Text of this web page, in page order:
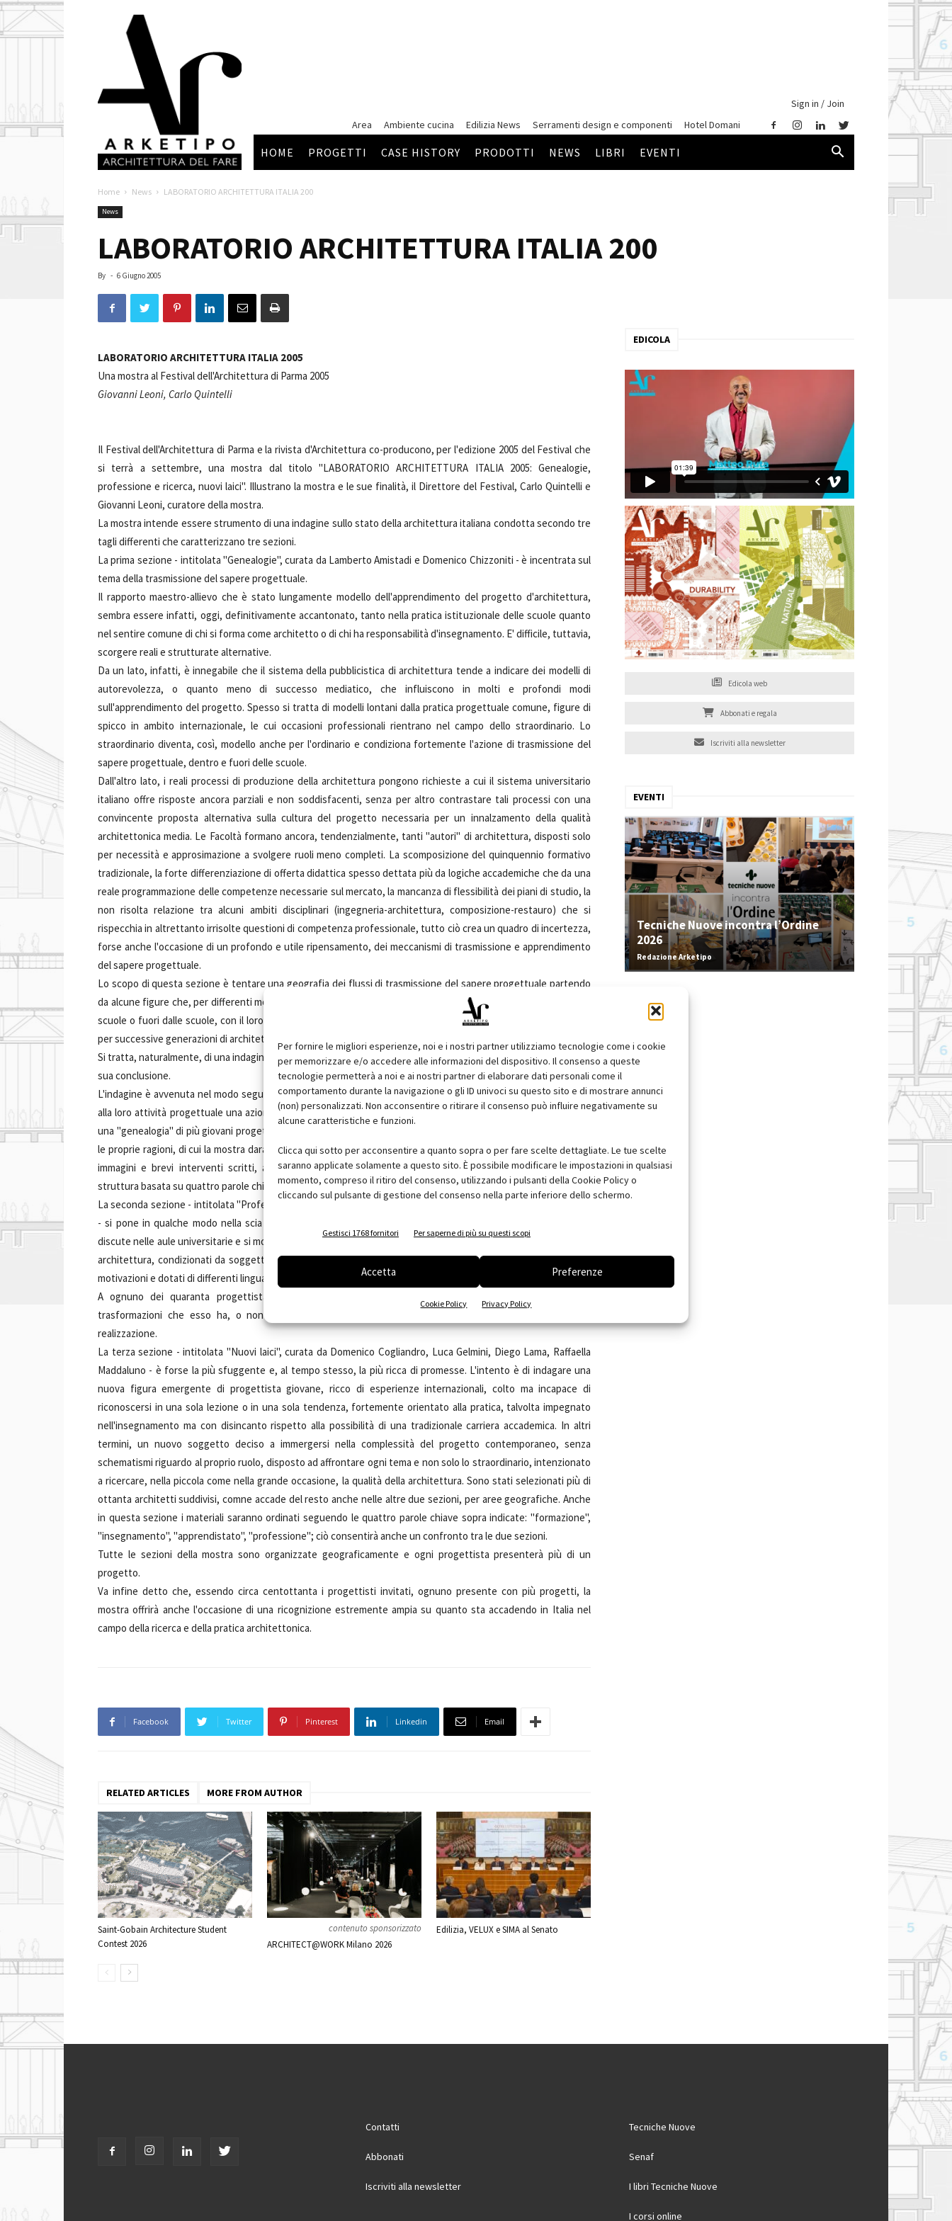
Per fornire le migliori esperienze, noi e i nostri partner utilizziamo tecnologie come i cookie
per memorizzare e/o accedere alle informazioni del dispositivo. Il consenso a queste
tecnologie permetterà a noi e ai nostri partner di elaborare dati personali come il
comportamento durante la navigazione o gli ID univoci su questo sito e di mostrare annunci
(non) personalizzati. Non acconsentire o ritirare il consenso può influire negativamente su
alcune caratteristiche e funzioni.
Clicca qui sotto per acconsentire a quanto sopra o per fare scelte dettagliate. Le tue scelte
saranno applicate solamente a questo sito. È possibile modificare le impostazioni in qualsiasi
momento, compreso il ritiro del consenso, utilizzando i pulsanti della Cookie Policy o
cliccando sul pulsante di gestione del consenso nella parte inferiore dello schermo.
Gestisci 1768 fornitori Per saperne di più su questi scopi
Accetta Preferenze
Cookie Policy Privacy Policy
Arketipo
Sign in / Join
Area
Ambiente cucina Edilizia News Serramenti design e componenti Hotel Domani
HOME PROGETTI CASE HISTORY PRODOTTI NEWS LIBRI EVENTI
Home News LABORATORIO ARCHITETTURA ITALIA 200
News
LABORATORIO ARCHITETTURA ITALIA 200
By - 6 Giugno 2005
LABORATORIO ARCHITETTURA ITALIA 2005
Una mostra al Festival dell'Architettura di Parma 2005
Giovanni Leoni, Carlo Quintelli
Il Festival dell'Architettura di Parma e la rivista d'Architettura co-producono, per l'edizione 2005 del Festival che
si terrà a settembre, una mostra dal titolo "LABORATORIO ARCHITETTURA ITALIA 2005: Genealogie,
professione e ricerca, nuovi laici". Illustrano la mostra e le sue finalità, il Direttore del Festival, Carlo Quintelli e
Giovanni Leoni, curatore della mostra.
La mostra intende essere strumento di una indagine sullo stato della architettura italiana condotta secondo tre
tagli differenti che caratterizzano tre sezioni.
La prima sezione - intitolata "Genealogie", curata da Lamberto Amistadi e Domenico Chizzoniti - è incentrata sul
tema della trasmissione del sapere progettuale.
Il rapporto maestro-allievo che è stato lungamente modello dell'apprendimento del progetto d'architettura,
sembra essere infatti, oggi, definitivamente accantonato, tanto nella pratica istituzionale delle scuole quanto
nel sentire comune di chi si forma come architetto o di chi ha responsabilità d'insegnamento. E' difficile, tuttavia,
scorgere reali e strutturate alternative.
Da un lato, infatti, è innegabile che il sistema della pubblicistica di architettura tende a indicare dei modelli di
autorevolezza, o quanto meno di successo mediatico, che influiscono in molti e profondi modi
sull'apprendimento del progetto. Spesso si tratta di modelli lontani dalla pratica progettuale comune, figure di
spicco in ambito internazionale, le cui occasioni professionali rientrano nel campo dello straordinario. Lo
straordinario diventa, così, modello anche per l'ordinario e condiziona fortemente l'azione di trasmissione del
sapere progettuale, dentro e fuori delle scuole.
Dall'altro lato, i reali processi di produzione della architettura pongono richieste a cui il sistema universitario
italiano offre risposte ancora parziali e non soddisfacenti, senza per altro contrastare tali processi con una
convincente proposta alternativa sulla cultura del progetto necessaria per un innalzamento della qualità
architettonica media. Le Facoltà formano ancora, tendenzialmente, tanti "autori" di architettura, disposti solo
per necessità e approsimazione a svolgere ruoli meno completi. La scomposizione del quinquennio formativo
tradizionale, la forte differenziazione di offerta didattica spesso dettata più da logiche accademiche che da una
reale programmazione delle competenze necessarie sul mercato, la mancanza di flessibilità dei piani di studio, la
non risolta relazione tra alcuni ambiti disciplinari (ingegneria-architettura, composizione-restauro) che si
rispecchia in altrettanto irrisolte questioni di competenza professionale, tutto ciò crea un quadro di incertezza,
forse anche l'occasione di un profondo e utile ripensamento, dei meccanismi di trasmissione e apprendimento
del sapere progettuale.
Lo scopo di questa sezione è tentare una geografia dei flussi di trasmissione del sapere progettuale partendo
da alcune figure che, per differenti motivi e con diversissimi atteggiamenti riguardo al tema, hanno svolto, nelle
scuole o fuori dalle scuole, con il loro insegnamento o con la loro attività di progettisti, un ruolo di riferimento
per successive generazioni di architetti.
Si tratta, naturalmente, di una indagine che può solo essere parziale e imperfetta; l'avvio di una ricerca più che la
sua conclusione.
L'indagine è avvenuta nel modo seguente. A una duindicina di architetti che per lungo tempo hanno affiancato
alla loro attività progettuale una azione di insegnamento, nella scuola e negli studi, è stato chiesto di indicare
una "genealogia" di più giovani progettisti, compiendo un atto di riconoscimento, da ognuno motivato secondo
le proprie ragioni, di cui la mostra darà conto. Agli architetti così indicati, è stato poi chiesto di presentare, con
immagini e brevi interventi scritti, alcuni aspetti della propria ricerca che saranno mostrati secondo una
struttura basata su quattro parole chiave: "formazione", "insegnamento", "apprendistato", "professione".
La seconda sezione - intitolata "Professione e ricerca", curata da Elena Mucci, Stefania Rossl e Annalisa Trentin
- si pone in qualche modo nella scia della prima, indagando lo scarto tra la cultura architettonica alta che si
discute nelle aule universitarie e si mostra sulle riviste, da un lato e, dall'altro, i processi reali di produzione della
architettura, condizionati da soggetti molteplici - l'economia, la produzione, le istituzioni - mossi da differenti
motivazioni e dotati di differenti linguaggi.
A ognuno dei quaranta progettista invitati è stato chiesto di presentare un progetto mostrando le
trasformazioni che esso ha, o non ha, subito nel corso della sua progressiva definizione e durante la
realizzazione.
La terza sezione - intitolata "Nuovi laici", curata da Domenico Cogliandro, Luca Gelmini, Diego Lama, Raffaella
Maddaluno - è forse la più sfuggente e, al tempo stesso, la più ricca di promesse. L'intento è di indagare una
nuova figura emergente di progettista giovane, ricco di esperienze internazionali, colto ma incapace di
riconoscersi in una sola lezione o in una sola tendenza, fortemente orientato alla pratica, talvolta impegnato
nell'insegnamento ma con disincanto rispetto alla possibilità di una tradizionale carriera accademica. In altri
termini, un nuovo soggetto deciso a immergersi nella complessità del progetto contemporaneo, senza
schematismi riguardo al proprio ruolo, disposto ad affrontare ogni tema e non solo lo straordinario, intenzionato
a ricercare, nella piccola come nella grande occasione, la qualità della architettura. Sono stati selezionati più di
ottanta architetti suddivisi, comne accade del resto anche nelle altre due sezioni, per aree geografiche. Anche
in questa sezione i materiali saranno ordinati seguendo le quattro parole chiave sopra indicate: "formazione",
"insegnamento", "apprendistato", "professione"; ciò consentirà anche un confronto tra le due sezioni.
Tutte le sezioni della mostra sono organizzate geograficamente e ogni progettista presenterà più di un
progetto.
Va infine detto che, essendo circa centottanta i progettisti invitati, ognuno presente con più progetti, la
mostra offrirà anche l'occasione di una ricognizione estremente ampia su quanto sta accadendo in Italia nel
campo della ricerca e della pratica architettonica.
Facebook Twitter Pinterest Linkedin Email
RELATED ARTICLES MORE FROM AUTHOR
Saint-Gobain Architecture Student
Contest 2026
contenuto sponsorizzato
ARCHITECT@WORK Milano 2026
Edilizia, VELUX e SIMA al Senato
EDICOLA
Edicola web
Abbonati e regala
Iscriviti alla newsletter
EVENTI
Tecniche Nuove incontra l’Ordine
2026
Redazione Arketipo
Contatti
Abbonati
Iscriviti alla newsletter
Tecniche Nuove
Senaf
I libri Tecniche Nuove
I corsi online